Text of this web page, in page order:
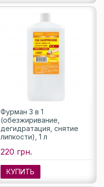
Фурман 3 в 1
(обезжиривание,
дегидратация, снятие
липкости), 1 л
220 грн.
КУПИТЬ